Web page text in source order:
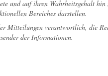
und auf ihren Wahrheitsgehalt
Bereiches darstellen.
Mitteilungen verantwortlich, die
der Informationen.